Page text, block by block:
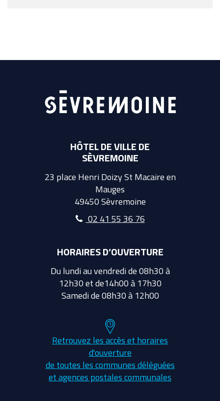
HÔTEL DE VILLE DE
SÈVREMOINE
23 place Henri Doizy St Macaire en
Mauges
49450 Sèvremoine
02 41 55 36 76
HORAIRES D’OUVERTURE
Du lundi au vendredi de 08h30 à
12h30 et de14h00 à 17h30
Samedi de 08h30 à 12h00
Retrouvez les accès et horaires
d'ouverture
de toutes les communes déléguées
et agences postales communales